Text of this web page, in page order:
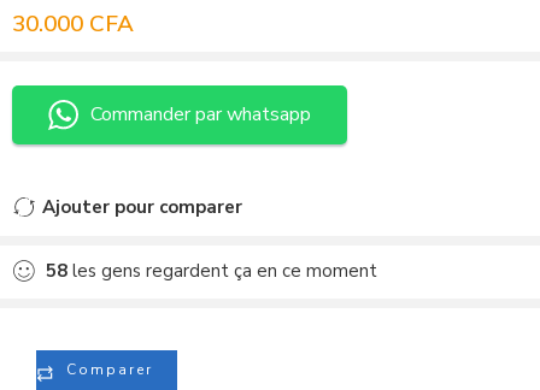
30.000 CFA
Commander par whatsapp
Ajouter pour comparer
58 les gens regardent ça en ce moment
Comparer